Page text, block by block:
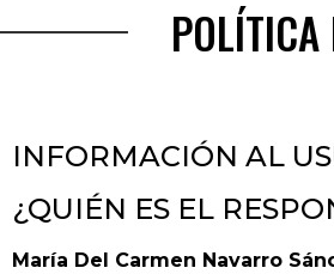
INFORMACIÓN AL
¿QUIÉN ES EL
María Del Carmen Navarro